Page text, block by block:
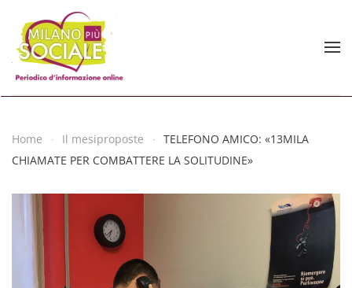
Skip to main content
Home Il mesiproposte
TELEFONO AMICO: «13MILA
CHIAMATE PER COMBATTERE LA SOLITUDINE»